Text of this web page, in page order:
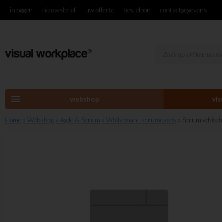
inloggen nieuwsbrief uw offerte bestelbon contactgegevens
menu webshop
Home » Webshop » Agile & Scrum » Whiteboard scrumcards » Scrum